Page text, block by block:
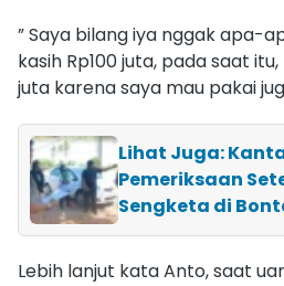
” Saya bilang iya nggak apa-
kasih Rp100 juta, pada saat
juta karena saya mau pakai
Lihat Juga:
Pemeriksaan
Sengketa di
Lebih lanjut kata Anto, saat